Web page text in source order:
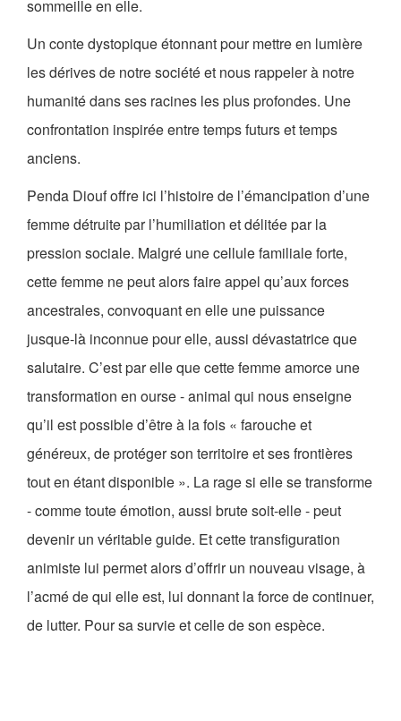
sommeille en elle.
Un conte dystopique étonnant pour mettre en lumière
les dérives de notre société et nous rappeler à notre
humanité dans ses racines les plus profondes. Une
confrontation inspirée entre temps futurs et temps
anciens.
Penda Diouf offre ici l’histoire de l’émancipation d’une
femme détruite par l’humiliation et délitée par la
pression sociale. Malgré une cellule familiale forte,
cette femme ne peut alors faire appel qu’aux forces
ancestrales, convoquant en elle une puissance
jusque-là inconnue pour elle, aussi dévastatrice que
salutaire. C’est par elle que cette femme amorce une
transformation en ourse - animal qui nous enseigne
qu’il est possible d’être à la fois « farouche et
généreux, de protéger son territoire et ses frontières
tout en étant disponible ». La rage si elle se transforme
- comme toute émotion, aussi brute soit-elle - peut
devenir un véritable guide. Et cette transfiguration
animiste lui permet alors d’offrir un nouveau visage, à
l’acmé de qui elle est, lui donnant la force de continuer,
de lutter. Pour sa survie et celle de son espèce.